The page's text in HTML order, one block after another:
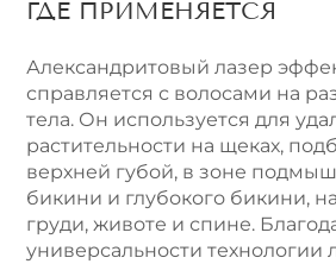
ГДЕ ПРИМЕНЯЕТСЯ
Александритовый лазер
справляется с волосами на
тела. Он используется для
растительности на щеках,
верхней губой, в зоне
бикини и глубокого бикини, на
груди, животе и спине.
универсальности технологии